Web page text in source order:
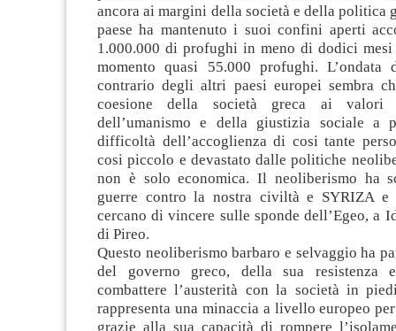
ancora ai margini della società e della politica
paese ha mantenuto i suoi confini aperti
1.000.000 di profughi in meno di dodici mesi
momento quasi 55.000 profughi.
contrario degli altri paesi europei sembra
coesione della società greca ai valori
dell’umanismo e della giustizia sociale a
difficoltà dell’accoglienza di cosi tante
cosi piccolo e devastato dalle politiche
non è solo economica. Il neoliberismo ha
guerre contro la nostra civiltà e SYRIZA
cercano di vincere sulle sponde dell’Egeo, a
di Pireo.
Questo neoliberismo barbaro e selvaggio ha
del governo greco, della sua resistenza
combattere l’austerità con la società in
rappresenta una minaccia a livello europeo
grazie alla sua capacità di rompere